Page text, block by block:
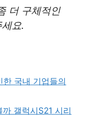
더 구체적인
요.
국내 기업들의
갤럭시S21 시리